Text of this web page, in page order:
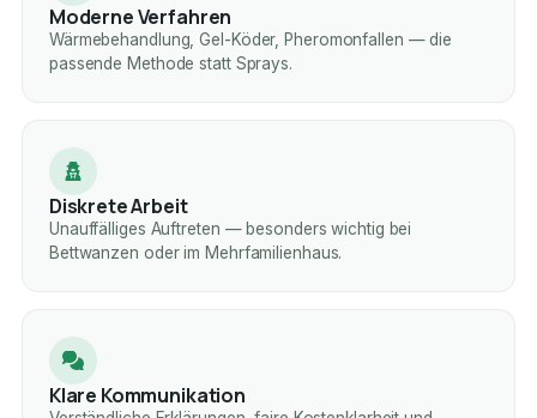
Moderne Verfahren
Wärmebehandlung, Gel-Köder, Pheromonfallen — die
passende Methode statt Sprays.
Diskrete Arbeit
Unauffälliges Auftreten — besonders wichtig bei
Bettwanzen oder im Mehrfamilienhaus.
Klare Kommunikation